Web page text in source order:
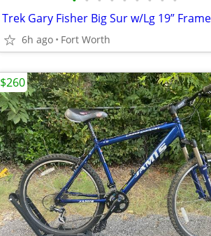
Trek Gary Fisher Big Sur w/Lg 19” Frame
6h ago Fort Worth
$260